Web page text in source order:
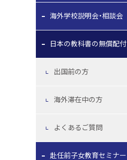
海外学校説明会・相談会
日本の教科書の無償配付
出国前の方
海外滞在中の方
よくあるご質問
赴任前子女教育セミナー